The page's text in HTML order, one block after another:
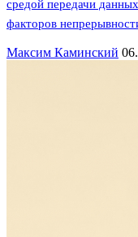
средой передачи
факторов
Максим Каминский